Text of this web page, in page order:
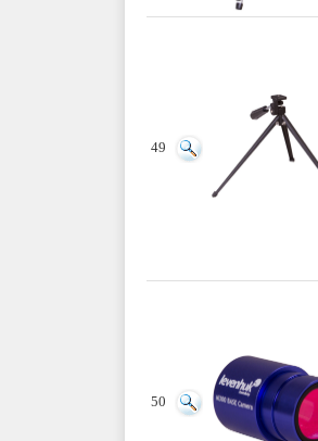
49
50